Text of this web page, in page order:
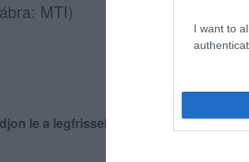
I want to
MTI)
le a legfrissebb hírekről, kövessen